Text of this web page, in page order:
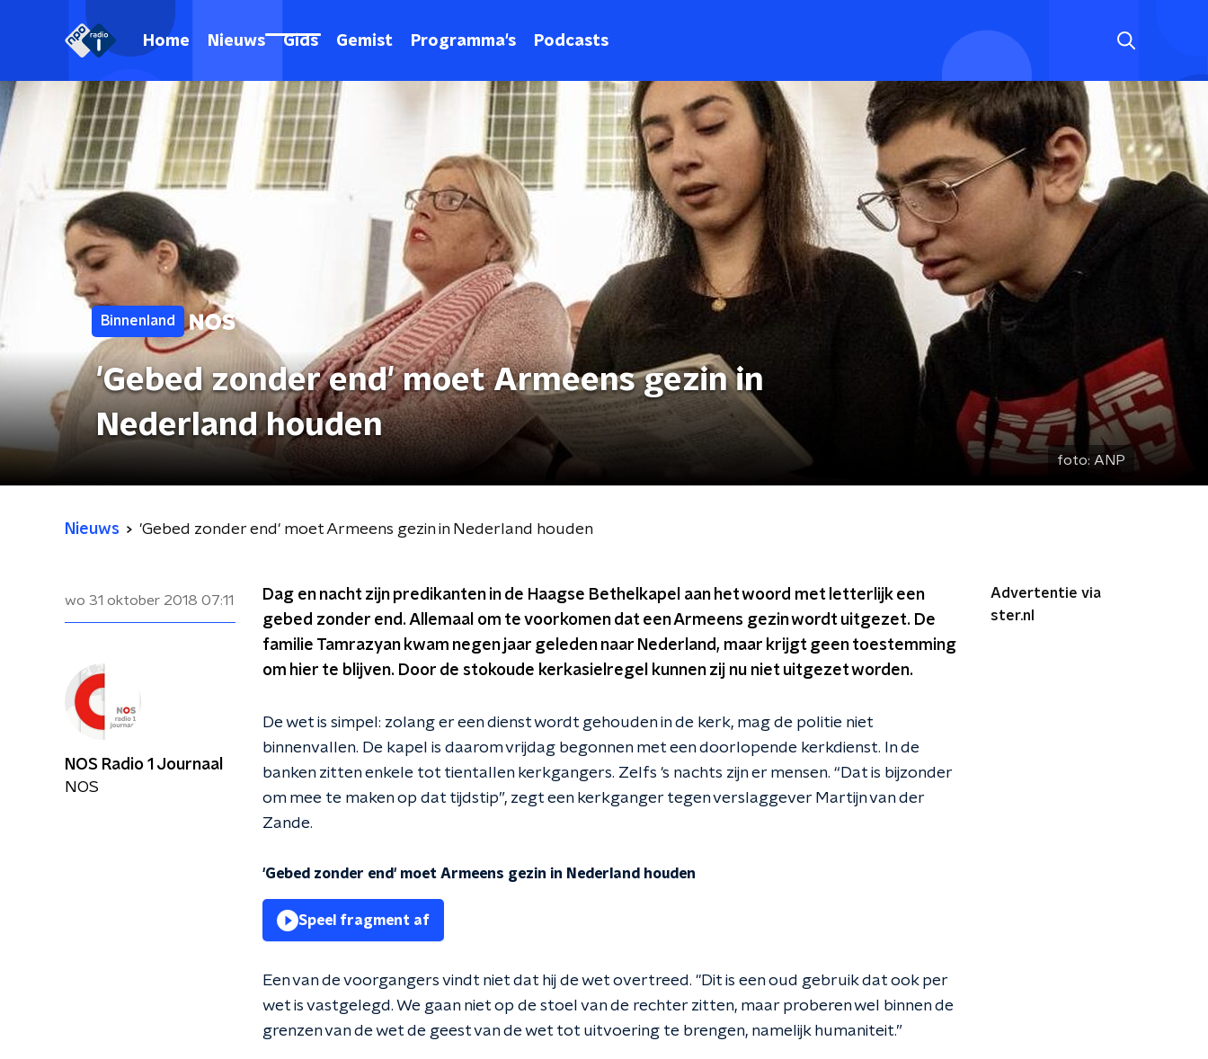
Home Nieuws Gids Gemist Programma's Podcasts
Binnenland
'Gebed zonder end' moet Armeens gezin in
Nederland houden
foto: ANP
Nieuws 'Gebed zonder end' moet Armeens gezin in Nederland houden
wo 31 oktober 2018 07:11
Dag en nacht zijn predikanten in de Haagse Bethelkapel aan het woord met letterlijk een
gebed zonder end. Allemaal om te voorkomen dat een Armeens gezin wordt uitgezet. De
familie Tamrazyan kwam negen jaar geleden naar Nederland, maar krijgt geen toestemming
om hier te blijven. Door de stokoude kerkasielregel kunnen zij nu niet uitgezet worden.
De wet is simpel: zolang er een dienst wordt gehouden in de kerk, mag de politie niet
binnenvallen. De kapel is daarom vrijdag begonnen met een doorlopende kerkdienst. In de
banken zitten enkele tot tientallen kerkgangers. Zelfs 's nachts zijn er mensen. “Dat is bijzonder
om mee te maken op dat tijdstip”, zegt een kerkganger tegen verslaggever Martijn van der
Zande.
'Gebed zonder end' moet Armeens gezin in Nederland houden
Speel fragment af
Een van de voorgangers vindt niet dat hij de wet overtreed. "Dit is een oud gebruik dat ook per
wet is vastgelegd. We gaan niet op de stoel van de rechter zitten, maar proberen wel binnen de
grenzen van de wet de geest van de wet tot uitvoering te brengen, namelijk humaniteit.”
Advertentie via
ster.nl
NOS Radio 1 Journaal
NOS